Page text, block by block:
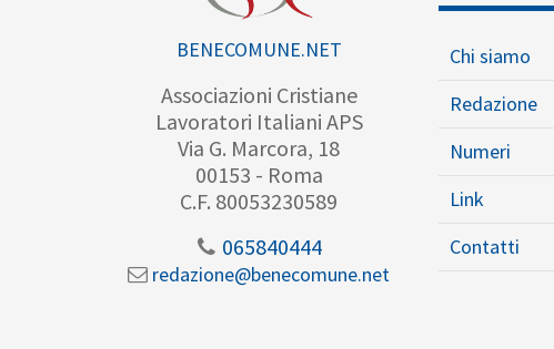
BENECOMUNE.NET
Associazioni Cristiane
Lavoratori Italiani APS
Via G. Marcora, 18
00153 - Roma
C.F. 80053230589
065840444
redazione@benecomune.net
Chi siamo
Redazione
Numeri
Link
Contatti